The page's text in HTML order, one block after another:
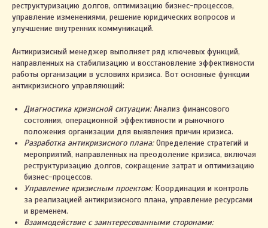
реструктуризацию долгов, оптимизацию бизнес-процессов,
управление изменениями, решение юридических вопросов и
улучшение внутренних коммуникаций.
Антикризисный менеджер выполняет ряд ключевых функций,
направленных на стабилизацию и восстановление эффективности
работы организации в условиях кризиса. Вот основные функции
антикризисного управляющий:
Диагностика кризисной ситуации:Анализ финансового
состояния, операционной эффективности и рыночного
положения организации для выявления причин кризиса.
Разработка антикризисного плана:Определение стратегий и
мероприятий, направленных на преодоление кризиса, включая
реструктуризацию долгов, сокращение затрат и оптимизацию
бизнес-процессов.
Управление кризисным проектом:Координация и контроль
за реализацией антикризисного плана, управление ресурсами
и временем.
Взаимодействие с заинтересованными сторонами: